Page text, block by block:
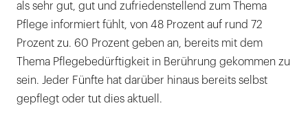
als sehr gut, gut und zufriedenstellend zum Thema
Pflege informiert fühlt, von 48 Prozent auf rund 72
Prozent zu. 60 Prozent geben an, bereits mit dem
Thema Pflegebedürftigkeit in Berührung gekommen zu
sein. Jeder Fünfte hat darüber hinaus bereits selbst
gepflegt oder tut dies aktuell.